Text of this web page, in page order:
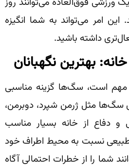
این امر می‌تواند به شما انگیزه
داشته باشید.
بهترین نگهبانان
مهم است، سگ‌ها گزینه مناسبی
سگ‌ها مثل ژرمن شپرد، دوبرمن،
و دفاع از خانه بسیار مناسب
نسبت به محیط اطراف خود
شما را از خطرات احتمالی آگاه